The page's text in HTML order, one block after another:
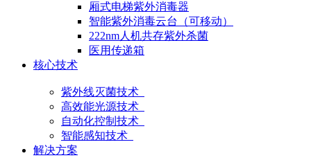
厢式电梯紫外消毒器
智能紫外消毒云台（可移动）
222nm人机共存紫外杀菌
医用传递箱
核心技术
紫外线灭菌技术
高效能光源技术
自动化控制技术
智能感知技术
解决方案